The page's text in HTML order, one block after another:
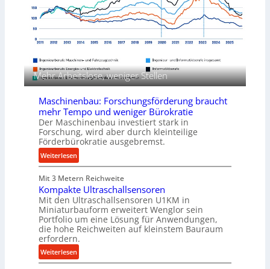
z
s
s
n
e
i
g
B
a
u
e
r
d
u
n
e
n
f
ü
r
d
i
e
P
r
o
d
u
k
t
i
o
n
Mehr Arbeitslose, weniger Stellen
Maschinenbau: Forschungsförderung braucht
mehr Tempo und weniger Bürokratie
Der Maschinenbau investiert stark in
Forschung, wird aber durch kleinteilige
Förderbürokratie ausgebremst.
Weiterlesen:
M
a
s
c
h
i
n
e
n
Mit 3 Metern Reichweite
Kompakte Ultraschallsensoren
Mit den Ultraschallsensoren U1KM in
Miniaturbauform erweitert Wenglor sein
Portfolio um eine Lösung für Anwendungen,
die hohe Reichweiten auf kleinstem Bauraum
erfordern.
Weiterlesen:
K